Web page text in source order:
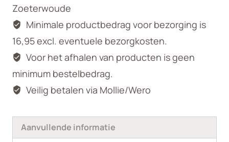
Zoeterwoude
Minimale productbedrag voor bezorging is
16,95 excl. eventuele bezorgkosten.
Voor het afhalen van producten is geen
minimum bestelbedrag.
Veilig betalen via Mollie/Wero
Aanvullende informatie